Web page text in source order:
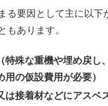
る要因として主に以下
もあります。
特殊な重機や埋め戻し
の仮設費用が必要）
は接着材などにアスベ